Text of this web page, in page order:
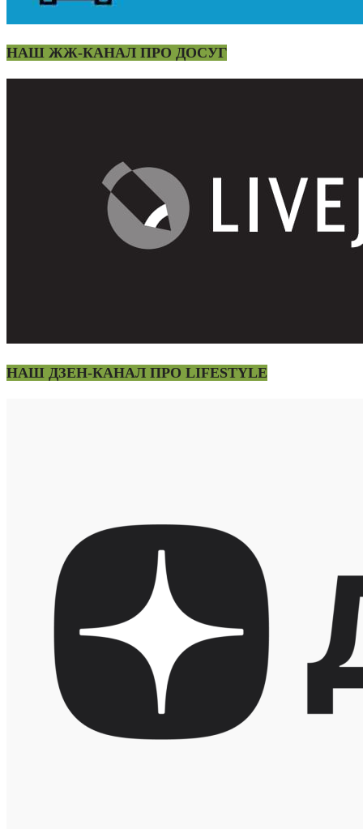
НАШ ЖЖ-КАНАЛ ПРО ДОСУГ
НАШ ДЗЕН-КАНАЛ ПРО LIFESTYLE